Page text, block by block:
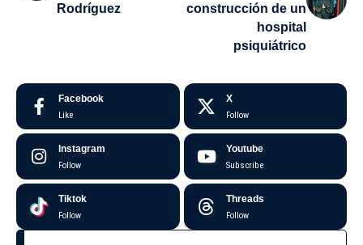
Rodríguez
construcción de un
hospital
psiquiátrico
Facebook
Like
X
Follow
Instagram
Follow
Youtube
Subscribe
Tiktok
Follow
Threads
Follow